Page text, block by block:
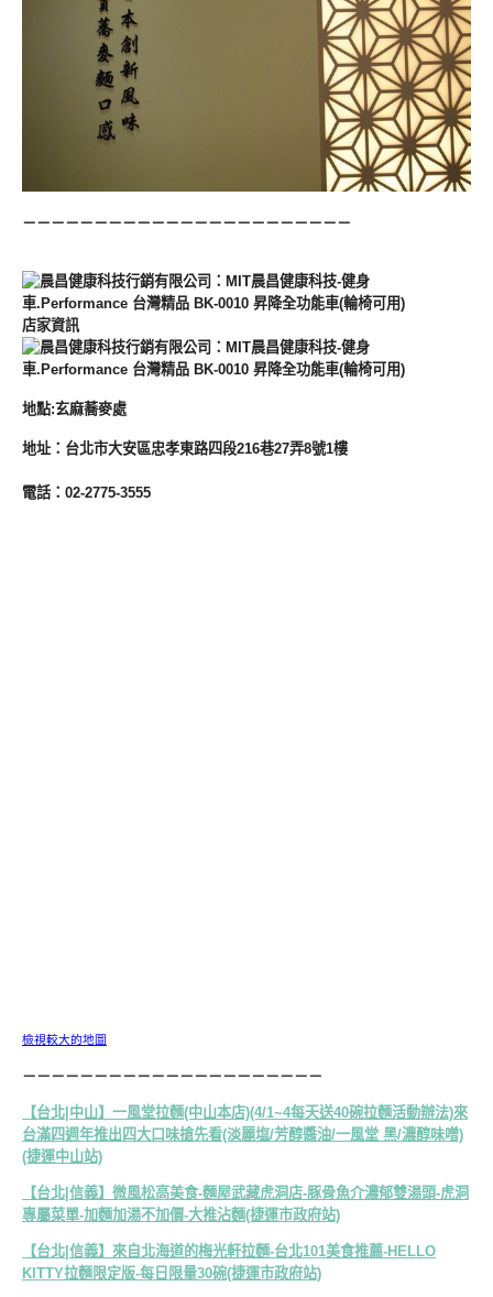
－－－－－－－－－－－－－－－－－－－－－－－
店家資訊
地點:玄麻蕎麥處
地址：台北市大安區忠孝東路四段216巷27弄8號1樓
電話 ：02-2775-3555
檢視較大的地圖
－－－－－－－－－－－－－－－－－－－－－
【台北|中山】一風堂拉麵(中山本店)(4/1~4每天送40碗拉麵活動辦法)來
台滿四週年推出四大口味搶先看(淡麗塩/芳醇醬油/一風堂 黑/濃醇味噌)
(捷運中山站)
【台北|信義】微風松高美食-麵屋武藏虎洞店-豚骨魚介濃郁雙湯頭-虎洞
專屬菜單-加麵加湯不加價-大推沾麵(捷運市政府站)
【台北|信義】來自北海道的梅光軒拉麵-台北101美食推薦-HELLO
KITTY拉麵限定版-每日限量30碗(捷運市政府站)